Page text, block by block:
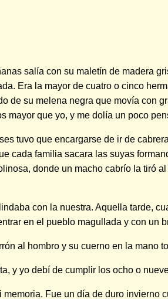
salía con su maletín de madera
Era la mayor de cuatro o cinco
de su melena negra que movía con
que yo, y me dolía un poco
tuvo que encargarse de ir de
cada familia sacara las suyas
donde un macho cabrío la tiró
con la nuestra. Aquella tarde,
en el pueblo magullada y con un
al hombro y su cuerno en la mano
y yo debí de cumplir los ocho o
Fue un día de duro